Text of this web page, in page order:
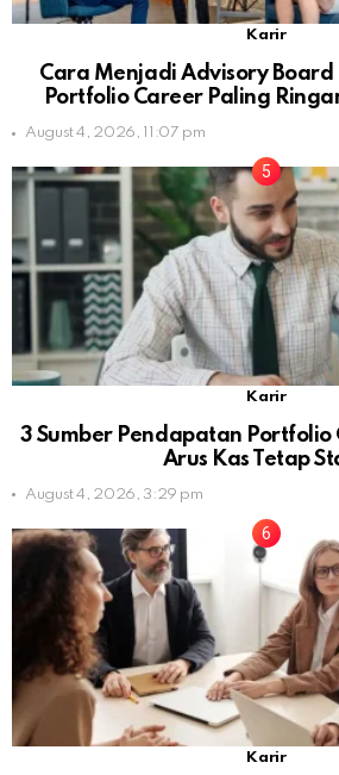
Karir
Cara Menjadi Advisory Board
Portfolio Career Paling
August 4, 2026, 11:07 pm
Karir
3 Sumber Pendapatan Portfolio
Arus Kas Tetap
August 4, 2026, 3:29 pm
Karir